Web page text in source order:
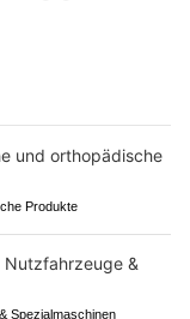
Produkte
Spezialmaschinen